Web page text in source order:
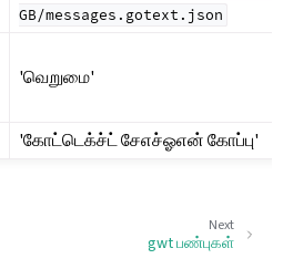
GB/messages.gotext.json
'வெறுமை'
'கோட்டெக்ச்ட் சேஎச்ஓஎன் கோப்பு'
Next
gwt பண்புகள்